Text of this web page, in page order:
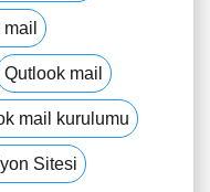
Qutlook mail
mail kurulumu
Sitesi